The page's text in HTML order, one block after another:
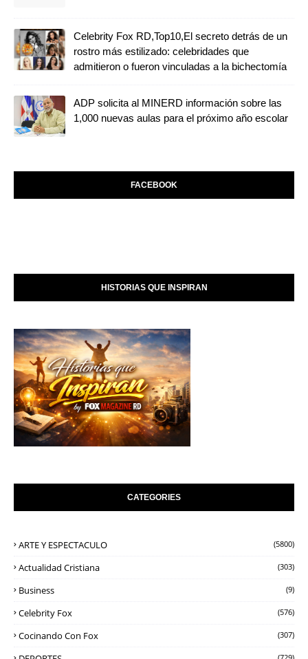
Celebrity Fox RD,Top10,El secreto detrás de un
rostro más estilizado: celebridades que
admitieron o fueron vinculadas a la bichectomía
ADP solicita al MINERD información sobre las
1,000 nuevas aulas para el próximo año escolar
FACEBOOK
HISTORIAS QUE INSPIRAN
CATEGORIES
ARTE Y ESPECTACULO (5800)
Actualidad Cristiana (303)
Business (9)
Celebrity Fox (576)
Cocinando Con Fox (307)